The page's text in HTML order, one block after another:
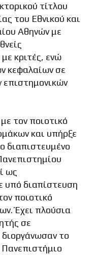
τίτλου
του Εθνικού και
Αθηνών με
κριτές, ενώ
κεφαλαίων σε
επιστημονικών
τον ποιοτικό
και υπήρξε
διαπιστευμένο
ως
υπό διαπίστευση
ποιοτικό
Έχει πλούσια
σε
το